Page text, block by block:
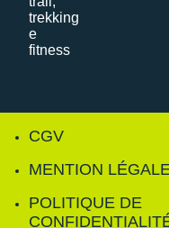
CGV
MENTION
POLITIQUE DE